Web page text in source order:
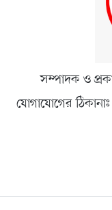
সম্পাদক ও
যোগাযোগের